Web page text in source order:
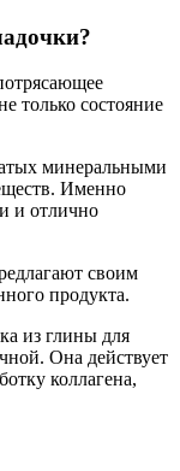
только состояние
минеральными
Именно
и отлично
своим
продукта.
из глины для
Она действует
коллагена,